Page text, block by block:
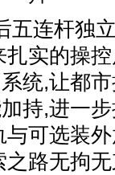
五连杆独
实的操
统,让都
持,进一
可选装
之路无拘